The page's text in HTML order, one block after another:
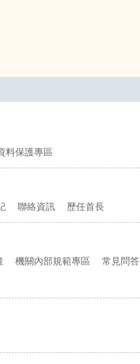
料保護專區
聯絡資訊 歷任首長
機關內部規範專區 常見問答